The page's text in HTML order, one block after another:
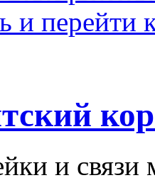
и перейти
и